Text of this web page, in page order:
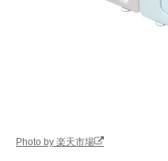
Photo by 楽天市場